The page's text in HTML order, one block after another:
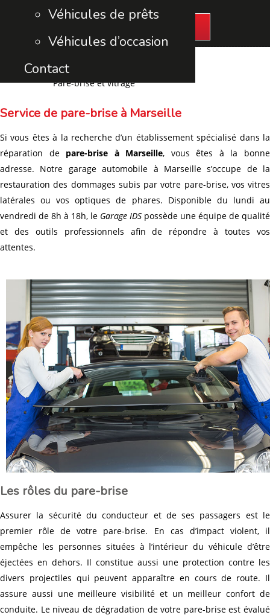
Véhicules de prêts
Véhicules d’occasion
Contact
Contactez-nous
Pare-brise et vitrage
Pare-brise et vitrage
Service de pare-brise à Marseille
Si vous êtes à la recherche d’un établissement spécialisé dans la
réparation depare-brise à Marseille, vous êtes à la bonne
adresse. Notre garage automobile à Marseille s’occupe de la
restauration des dommages subis par votre pare-brise, vos vitres
latérales ou vos optiques de phares. Disponible du lundi au
vendredi de 8h à 18h, le Garage IDS possède une équipe de qualité
et des outils professionnels afin de répondre à toutes vos
attentes.
Les rôles du pare-brise
Assurer la sécurité du conducteur et de ses passagers est le
premier rôle de votre pare-brise. En cas d’impact violent, il
empêche les personnes situées à l’intérieur du véhicule d’être
éjectées en dehors. Il constitue aussi une protection contre les
divers projectiles qui peuvent apparaître en cours de route. Il
assure aussi une meilleure visibilité et un meilleur confort de
conduite. Le niveau de dégradation de votre pare-brise est évalué